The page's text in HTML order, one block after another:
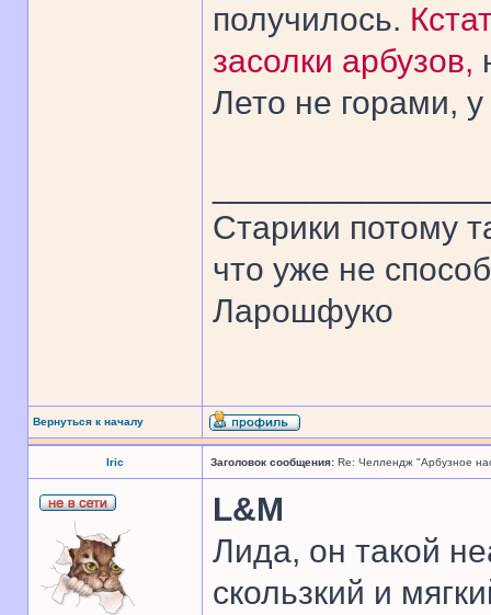
получилось.
засолки арбузов,
Лето не горами,
Старики потому
что уже не
Ларошфуко
Вернуться к началу
Iric Заголовок сообщения: Re: Челлендж "Арбузное
L&M
Лида, он такой
скользкий и